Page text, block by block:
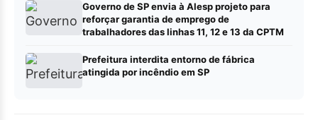
Governo de SP envia à Alesp projeto para
reforçar garantia de emprego de
trabalhadores das linhas 11, 12 e 13 da CPTM
Prefeitura interdita entorno de fábrica
atingida por incêndio em SP